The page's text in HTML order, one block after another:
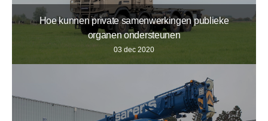
Hoe kunnen private samenwerkingen publieke
organen ondersteunen
03 dec 2020